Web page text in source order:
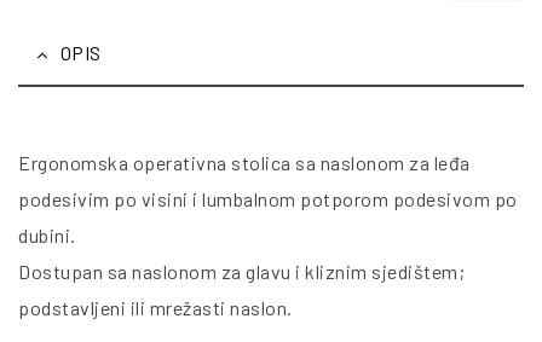
OPIS
Ergonomska operativna stolica sa naslonom za leđa
podesivim po visini i lumbalnom potporom podesivom po
dubini.
Dostupan sa naslonom za glavu i kliznim sjedištem;
podstavljeni ili mrežasti naslon.